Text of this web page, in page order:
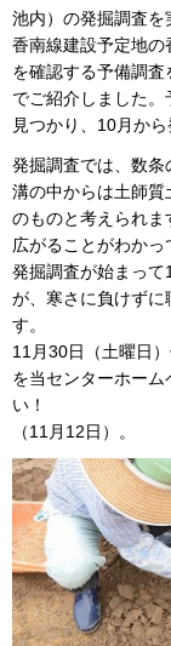
池内）の発掘調査
香南線建設予定地
を確認する予備調査
でご紹介しました
見つかり、10月か
発掘調査では、数条
溝の中からは土師
のものと考えられ
広がることがわかっ
発掘調査が始まっ
が、寒さに負けずに
す。
11月30日（土曜日
を当センターホー
い！
（11月12日）。